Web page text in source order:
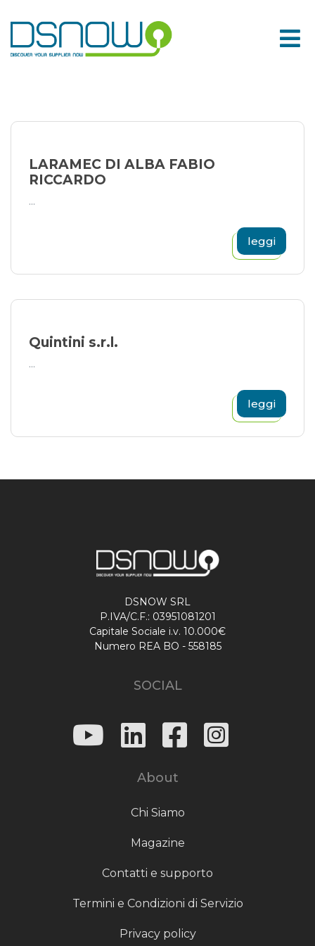
to
content
LARAMEC DI ALBA FABIO
RICCARDO
...
leggi
Quintini s.r.l.
...
leggi
DSNOW SRL
P.IVA/C.F.: 03951081201
Capitale Sociale i.v. 10.000€
Numero REA BO - 558185
SOCIAL
About
Chi Siamo
Magazine
Contatti e supporto
Termini e Condizioni di Servizio
Privacy policy